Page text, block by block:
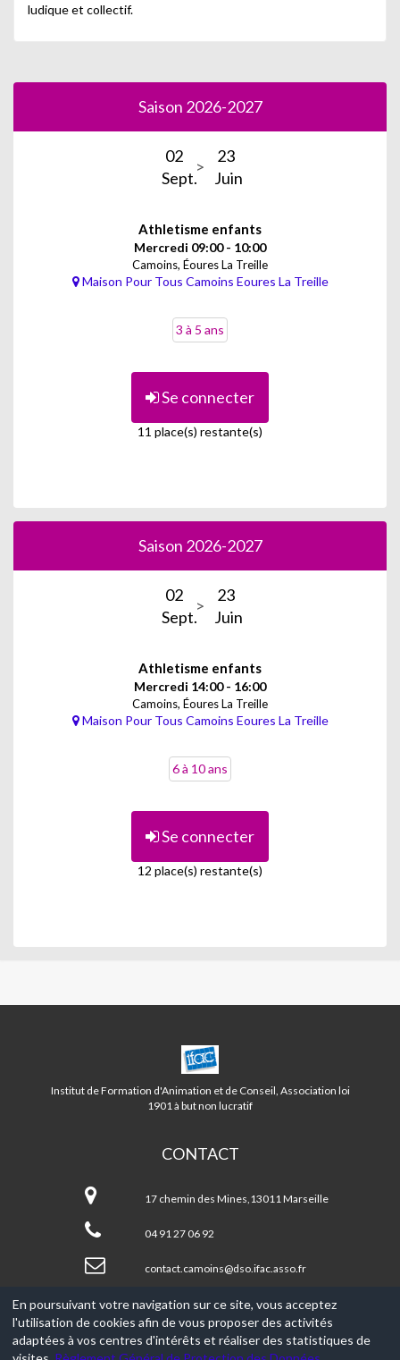
ludique et collectif.
Saison 2026-2027
02
Sept.
23
Juin
Athletisme enfants
Mercredi 09:00 - 10:00
Camoins, Éoures La Treille
Maison Pour Tous Camoins Eoures La Treille
3 à 5 ans
Se connecter
11 place(s) restante(s)
Saison 2026-2027
02
Sept.
23
Juin
Athletisme enfants
Mercredi 14:00 - 16:00
Camoins, Éoures La Treille
Maison Pour Tous Camoins Eoures La Treille
6 à 10 ans
Se connecter
12 place(s) restante(s)
CENTRE
CAMOINS/EOURES
LA
TREILLE
Institut de Formation d'Animation et de Conseil, Association loi
1901 à but non lucratif
CONTACT
CAMOINS/EOURES
TREILLE
17 chemin des Mines,13011 Marseille
04 91 27 06 92
contact.camoins@dso.ifac.asso.fr
© 2017-2026, Ce site est propulsé par Aniapps.fr
En poursuivant votre navigation sur ce site, vous acceptez
l'utilisation de cookies afin de vous proposer des activités
adaptées à vos centres d'intérêts et réaliser des statistiques de